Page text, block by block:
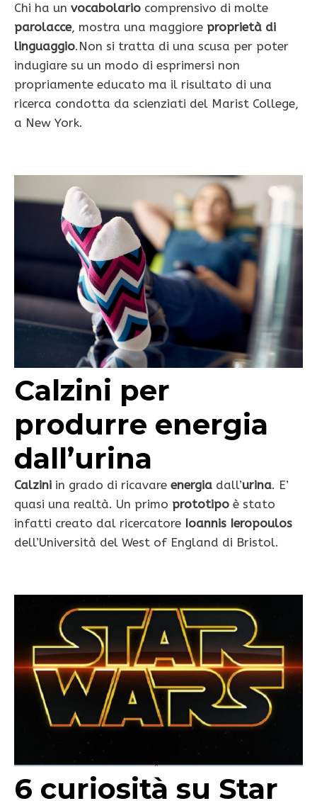
Chi ha un vocabolario comprensivo di molte
parolacce, mostra una maggiore proprietà di
linguaggio.Non si tratta di una scusa per poter
indugiare su un modo di esprimersi non
propriamente educato ma il risultato di una
ricerca condotta da scienziati del Marist College,
a New York.
Calzini per
produrre energia
dall’urina
Calzini in grado di ricavare energia dall’urina. E’
quasi una realtà. Un primo prototipo è stato
infatti creato dal ricercatore Ioannis Ieropoulos
dell’Università del West of England di Bristol.
6 curiosità su Star